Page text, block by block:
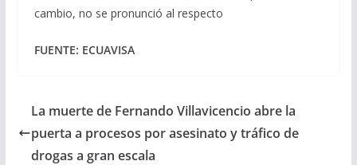
cambio, no se pronunció al respecto
FUENTE: ECUAVISA
La muerte de Fernando Villavicencio abre la
puerta a procesos por asesinato y tráfico de
drogas a gran escala